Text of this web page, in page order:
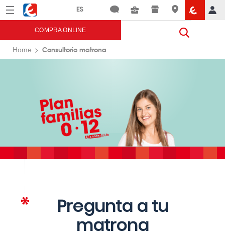
Menú Eroski
COMPRA ONLINE
Home Consultorio matrona
Pregunta a tu
matrona